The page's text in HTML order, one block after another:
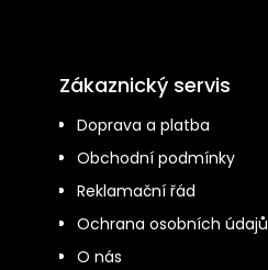
Zákaznický servis
Doprava a platba
Obchodní podmínky
Reklamační řád
Ochrana osobních údajů
O nás